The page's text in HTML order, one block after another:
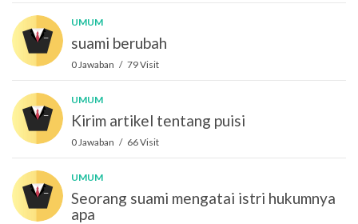
UMUM
suami berubah
0 Jawaban / 79 Visit
UMUM
Kirim artikel tentang puisi
0 Jawaban / 66 Visit
UMUM
Seorang suami mengatai istri hukumnya
apa